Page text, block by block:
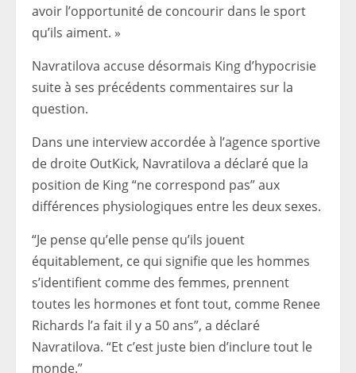
avoir l’opportunité de concourir dans le sport
qu’ils aiment. »
Navratilova accuse désormais King d’hypocrisie
suite à ses précédents commentaires sur la
question.
Dans une interview accordée à l’agence sportive
de droite OutKick, Navratilova a déclaré que la
position de King “ne correspond pas” aux
différences physiologiques entre les deux sexes.
“Je pense qu’elle pense qu’ils jouent
équitablement, ce qui signifie que les hommes
s’identifient comme des femmes, prennent
toutes les hormones et font tout, comme Renee
Richards l’a fait il y a 50 ans”, a déclaré
Navratilova. “Et c’est juste bien d’inclure tout le
monde.”